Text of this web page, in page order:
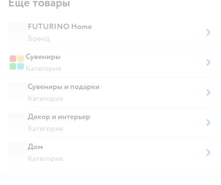
FUTURINO Home
Бренд
Сувениры
Категория
Сувениры и подарки
Категория
Декор и интерьер
Категория
Дом
Категория